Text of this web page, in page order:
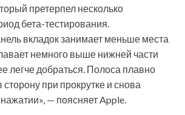
претерпел несколько
бета-тестирования.
вкладок занимает меньше места
немного выше нижней части
легче добраться. Полоса плавно
при прокрутке и снова
— поясняет Apple.